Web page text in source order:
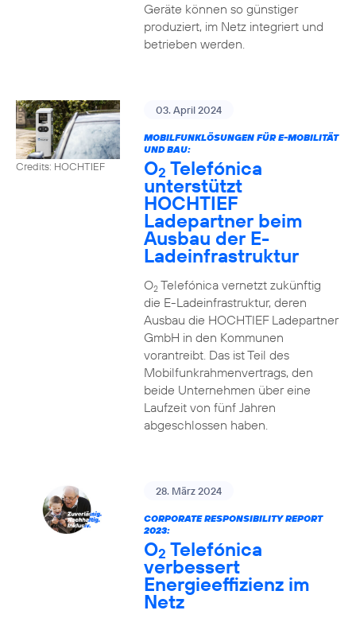
Geräte können so günstiger
produziert, im Netz integriert und
betrieben werden.
Credits: HOCHTIEF
03. April 2024
MOBILFUNKLÖSUNGEN FÜR E-MOBILITÄT
UND BAU:
O2 Telefónica
unterstützt
HOCHTIEF
Ladepartner beim
Ausbau der E-
Ladeinfrastruktur
O2Telefónica vernetzt zukünftig
die E-Ladeinfrastruktur, deren
Ausbau die HOCHTIEF Ladepartner
GmbH in den Kommunen
vorantreibt. Das ist Teil des
Mobilfunkrahmenvertrags, den
beide Unternehmen über eine
Laufzeit von fünf Jahren
abgeschlossen haben.
28. März 2024
CORPORATE RESPONSIBILITY REPORT
2023:
O2 Telefónica
verbessert
Energieeffizienz im
Netz